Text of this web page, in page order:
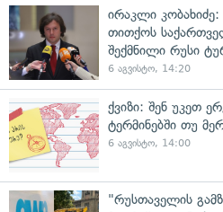
ირაკლი კობახიძე:
თითქოს
შექმნილი რუსი
6 აგვისტო, 14:20
ქვიზი: შენ უკეთ
ტერმინებში თუ
6 აგვისტო, 14:00
"რუსთაველის